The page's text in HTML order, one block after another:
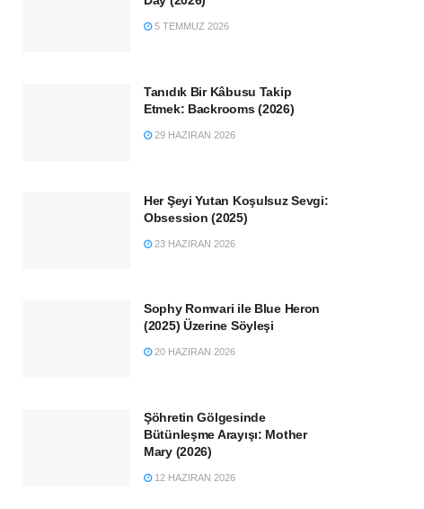
5 TEMMUZ 2026
Tanıdık Bir Kâbusu Takip
Etmek: Backrooms (2026)
29 HAZIRAN 2026
Her Şeyi Yutan Koşulsuz Sevgi:
Obsession (2025)
23 HAZIRAN 2026
Sophy Romvari ile Blue Heron
(2025) Üzerine Söyleşi
20 HAZIRAN 2026
Şöhretin Gölgesinde
Bütünleşme Arayışı: Mother
Mary (2026)
12 HAZIRAN 2026